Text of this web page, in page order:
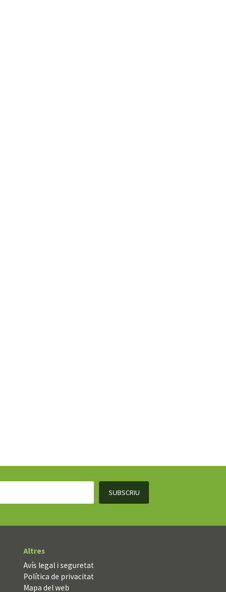
Altres
Avís legal i seguretat
Política de privacitat
Mapa del web